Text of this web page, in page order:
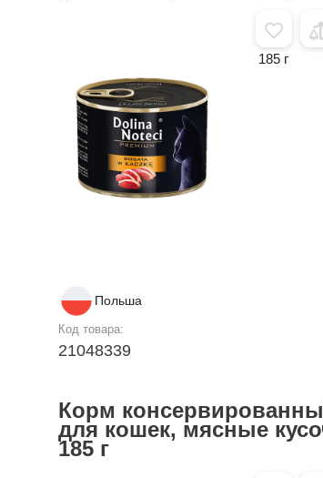
Польша
Код товара:
21048339
185 г
Корм
для кошек, мясные
185 г